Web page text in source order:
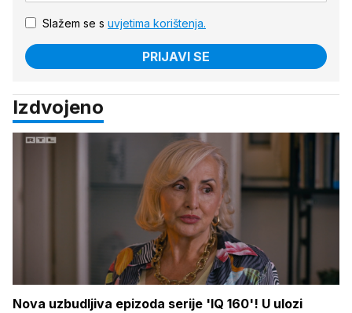
Slažem se s uvjetima korištenja.
PRIJAVI SE
Izdvojeno
Nova uzbudljiva epizoda serije 'IQ 160'! U ulozi